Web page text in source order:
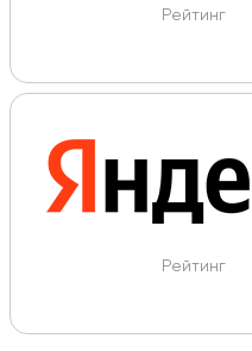
Рейтинг
Рейтинг